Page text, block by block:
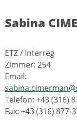
Sabina
ETZ / Interreg
Zimmer: 254
Email:
Telefon: +43 (316)
Fax: +43 (316) 877-